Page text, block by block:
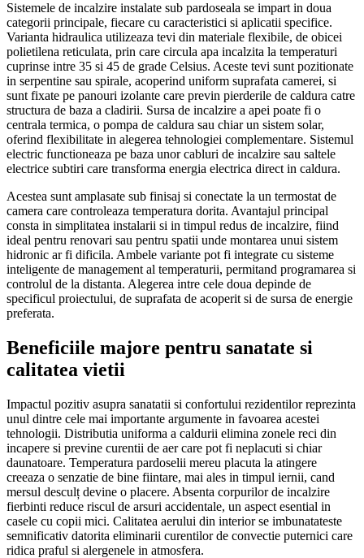
Sistemele de incalzire instalate sub pardoseala se impart in doua
categorii principale, fiecare cu caracteristici si aplicatii specifice.
Varianta hidraulica utilizeaza tevi din materiale flexibile, de obicei
polietilena reticulata, prin care circula apa incalzita la temperaturi
cuprinse intre 35 si 45 de grade Celsius. Aceste tevi sunt pozitionate
in serpentine sau spirale, acoperind uniform suprafata camerei, si
sunt fixate pe panouri izolante care previn pierderile de caldura catre
structura de baza a cladirii. Sursa de incalzire a apei poate fi o
centrala termica, o pompa de caldura sau chiar un sistem solar,
oferind flexibilitate in alegerea tehnologiei complementare. Sistemul
electric functioneaza pe baza unor cabluri de incalzire sau saltele
electrice subtiri care transforma energia electrica direct in caldura.
Acestea sunt amplasate sub finisaj si conectate la un termostat de
camera care controleaza temperatura dorita. Avantajul principal
consta in simplitatea instalarii si in timpul redus de incalzire, fiind
ideal pentru renovari sau pentru spatii unde montarea unui sistem
hidronic ar fi dificila. Ambele variante pot fi integrate cu sisteme
inteligente de management al temperaturii, permitand programarea si
controlul de la distanta. Alegerea intre cele doua depinde de
specificul proiectului, de suprafata de acoperit si de sursa de energie
preferata.
Beneficiile majore pentru sanatate si
calitatea vietii
Impactul pozitiv asupra sanatatii si confortului rezidentilor reprezinta
unul dintre cele mai importante argumente in favoarea acestei
tehnologii. Distributia uniforma a caldurii elimina zonele reci din
incapere si previne curentii de aer care pot fi neplacuti si chiar
daunatoare. Temperatura pardoselii mereu placuta la atingere
creeaza o senzatie de bine fiintare, mai ales in timpul iernii, cand
mersul desculț devine o placere. Absenta corpurilor de incalzire
fierbinti reduce riscul de arsuri accidentale, un aspect esential in
casele cu copii mici. Calitatea aerului din interior se imbunatateste
semnificativ datorita eliminarii curentilor de convectie puternici care
ridica praful si alergenele in atmosfera.